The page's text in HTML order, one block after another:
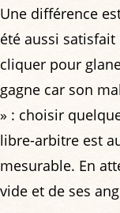
Une différence
été aussi satisfait
cliquer pour
gagne car son
» : choisir
libre-arbitre est
mesurable. En
vide et de ses